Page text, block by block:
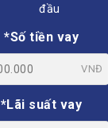
đầu
*Số tiền vay
VNĐ
*Lãi suất vay